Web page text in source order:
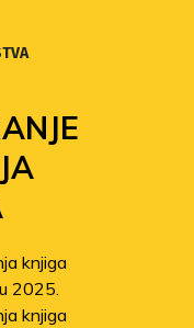
knjiga
2025.
knjiga